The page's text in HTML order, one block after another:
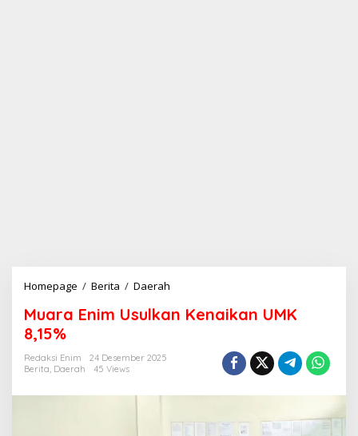
Homepage / Berita / Daerah
a
Muara Enim Usulkan Kenaikan UMK
8,15%
Redaksi Enim
24 Desember 2025
Berita, Daerah 45 Views